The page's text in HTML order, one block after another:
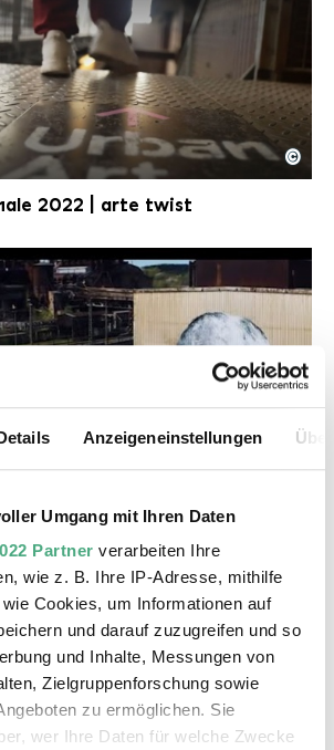
Anzeigeneinstellungen
Umgang mit Ihren Daten
Partner verarbeiten Ihre
wie z. B. Ihre IP-Adresse, mithilfe
Cookies, um Informationen auf
und darauf zuzugreifen und so
und Inhalte, Messungen von
Zielgruppenforschung sowie
zu ermöglichen. Sie
wer Ihre Daten für welche Zwecke
| twist
©
2022 | arte twist
à Völklingen en Allemagne |
Est